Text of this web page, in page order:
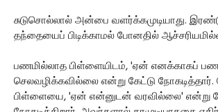
சுடுசொல்லால் அன்பை வளர்க்கமுடியாது.
தந்தையைப் பிடிக்காமல் போனதில்
பணமில்லாத பிள்ளையிடம், 'ஏன் எனக்காகப்
செலவழிக்கவில்லை என்று கேட்டு நோகடித்தார்.
பிள்ளையை, 'ஏன் என்னுடன் வரவில்லை' என்று